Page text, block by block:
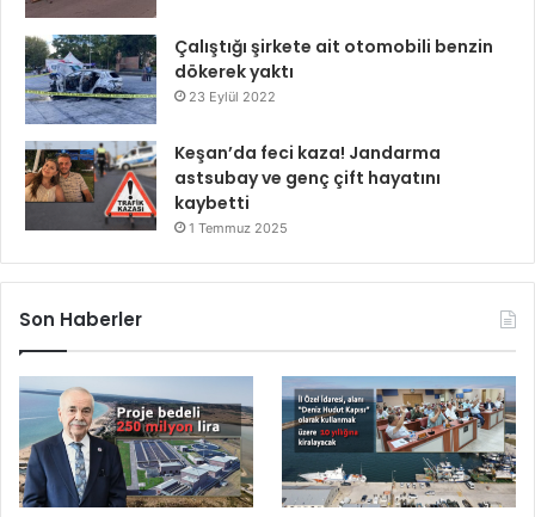
Çalıştığı şirkete ait otomobili benzin
dökerek yaktı
23 Eylül 2022
Keşan’da feci kaza! Jandarma
astsubay ve genç çift hayatını
kaybetti
1 Temmuz 2025
Son Haberler